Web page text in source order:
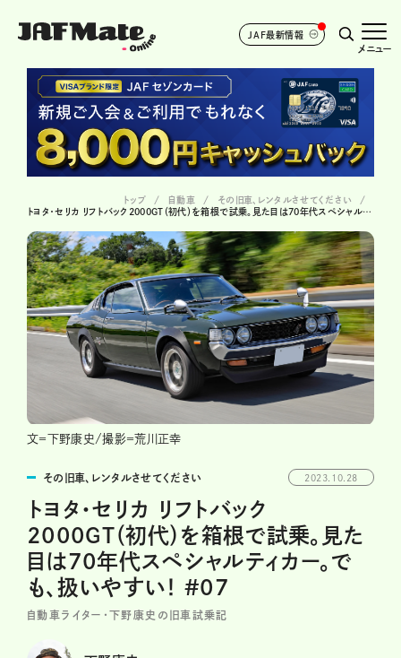
JAF最新情報
メニュー
トップ 自動車
その旧車、レンタルさせてください
トヨタ・セリカ リフトバック2000GT（初代）を箱根で試乗。見た目は70年代スペシャルティカー。でも、扱いやすい！ #07
文＝下野康史/撮影＝荒川正幸
その旧車、レンタルさせてください 2023.10.28
トヨタ・セリカ リフトバック
2000GT（初代）を箱根で試乗。見た
目は70年代スペシャルティカー。で
も、扱いやすい！ #07
自動車ライター・下野康史の旧車試乗記